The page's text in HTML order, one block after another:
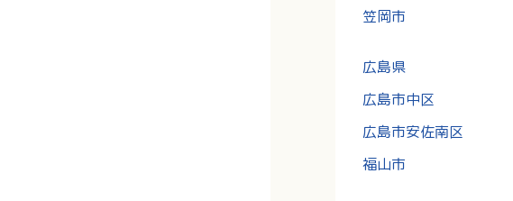
笠岡市
広島県
広島市中区
広島市安佐南区
福山市